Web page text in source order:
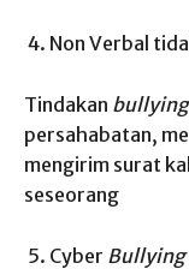
Non Verbal
Tindakan bullying
persahabatan,
mengirim surat
seseorang
Cyber Bullying